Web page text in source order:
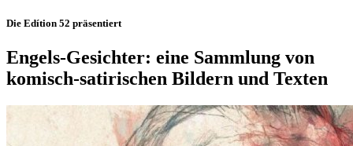
Die Edítion 52 präsentiert
Engels-Gesichter: eine Sammlung von
komisch-satirischen Bildern und Texten